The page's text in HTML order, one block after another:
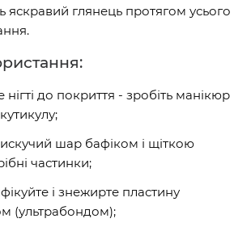
яскравий глянець протягом усього
нігті до покриття - зробіть манікюр
шар бафіком і щіткою
частинки;
і знежирте пластину
(ультрабондом);